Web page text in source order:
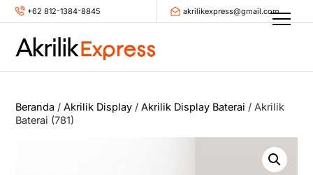
Skip
+62 812-1384-8845 akrilikexpress@gmail.com
Beranda /Akrilik Display /Akrilik Display Baterai / Akrilik
Baterai (781)